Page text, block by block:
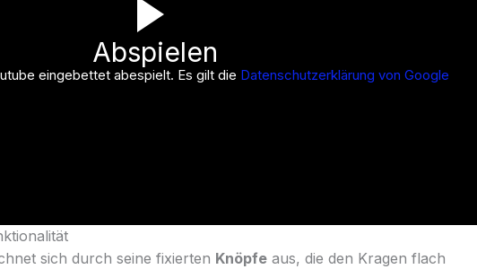
Abspielen
eingebettet abespielt. Es gilt die Datenschutzerklärung von Google
sich durch seine fixierten Knöpfeaus, die den Kragen flach